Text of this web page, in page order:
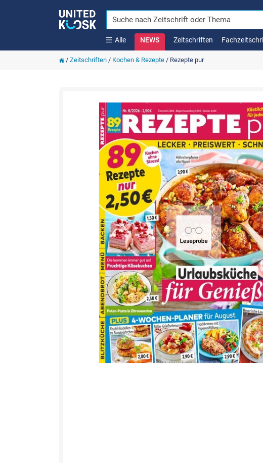
Alle NEWS Zeitschriften
/ Zeitschriften/ Kochen & Rezepte/ Rezepte pur